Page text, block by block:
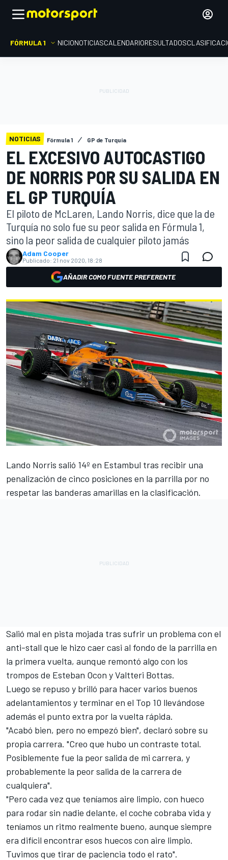
FÓRMULA 1 INICIONOTICIASCALENDARIORESULTADOS
NOTICIAS Fórmula 1 GP de Turquía
EL EXCESIVO AUTOCASTIGO
DE NORRIS POR SU SALIDA EN
EL GP TURQUÍA
El piloto de McLaren, Lando Norris, dice que la de
Turquía no solo fue su peor salida en Fórmula 1,
sino la peor salida de cualquier piloto jamás
Adam Cooper
Publicado: 21 nov 2020, 18:28
AÑADIR COMO FUENTE PREFERENTE
Lando Norris salió 14º en Estambul tras recibir una
penalización de cinco posiciones en la parrilla por no
respetar las banderas amarillas en la clasificación.
Salió mal en pista mojada tras sufrir un problema con el
anti-stall que le hizo caer casi al fondo de la parrilla en
la primera vuelta, aunque remontó algo con los
trompos de Esteban Ocon yValtteri Bottas.
Luego se repuso y brilló para hacer varios buenos
adelantamientos y terminar en el Top 10 llevándose
además el punto extra por la vuelta rápida.
"Acabó bien, pero no empezó bien", declaró sobre su
propia carrera. "Creo que hubo un contraste total.
Posiblemente fue la peor salida de mi carrera, y
probablemente la peor salida de la carrera de
cualquiera".
"Pero cada vez que teníamos aire limpio, con hueco
para rodar sin nadie delante, el coche cobraba vida y
teníamos un ritmo realmente bueno, aunque siempre
era difícil encontrar esos huecos con aire limpio.
Tuvimos que tirar de paciencia todo el rato".